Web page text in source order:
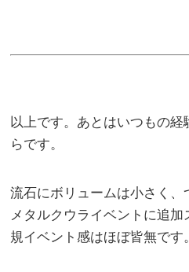
以上です。あとはいつもの
らです。
流石にボリュームは小さく、
メタルクウライベントに追
規イベント感はほぼ皆無です。